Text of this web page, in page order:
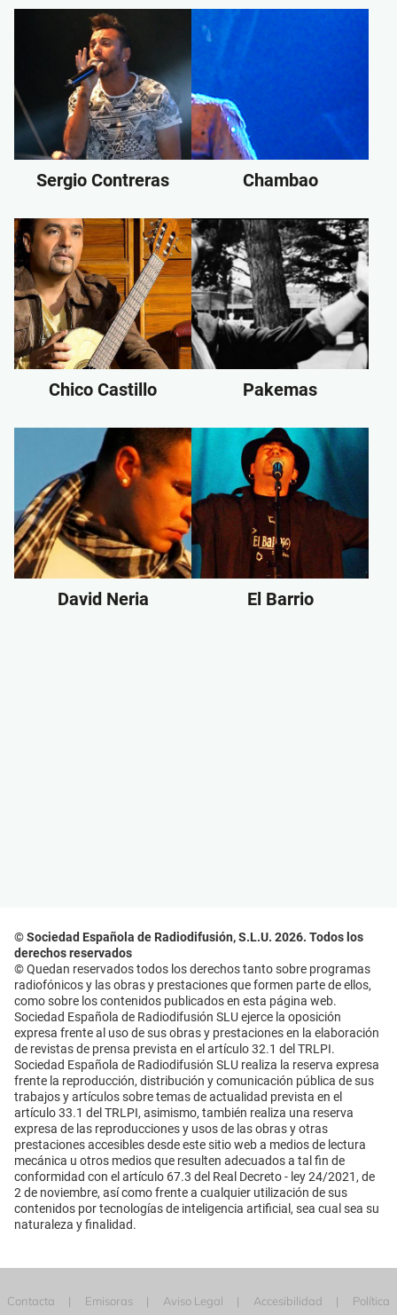
Sergio Contreras Chambao
Chico Castillo Pakemas
David Neria El Barrio
© Sociedad Española de Radiodifusión, S.L.U. 2026. Todos los
derechos reservados
© Quedan reservados todos los derechos tanto sobre programas
radiofónicos y las obras y prestaciones que formen parte de ellos,
como sobre los contenidos publicados en esta página web.
Sociedad Española de Radiodifusión SLU ejerce la oposición
expresa frente al uso de sus obras y prestaciones en la elaboración
de revistas de prensa prevista en el artículo 32.1 del TRLPI.
Sociedad Española de Radiodifusión SLU realiza la reserva expresa
frente la reproducción, distribución y comunicación pública de sus
trabajos y artículos sobre temas de actualidad prevista en el
artículo 33.1 del TRLPI, asimismo, también realiza una reserva
expresa de las reproducciones y usos de las obras y otras
prestaciones accesibles desde este sitio web a medios de lectura
mecánica u otros medios que resulten adecuados a tal fin de
conformidad con el artículo 67.3 del Real Decreto - ley 24/2021, de
2 de noviembre, así como frente a cualquier utilización de sus
contenidos por tecnologías de inteligencia artificial, sea cual sea su
naturaleza y finalidad.
Contacta Emisoras Aviso Legal Accesibilidad Política